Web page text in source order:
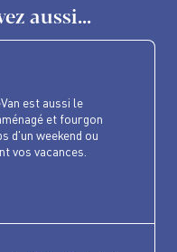
aussi...
est aussi le
et fourgon
d'un weekend ou
vos vacances.